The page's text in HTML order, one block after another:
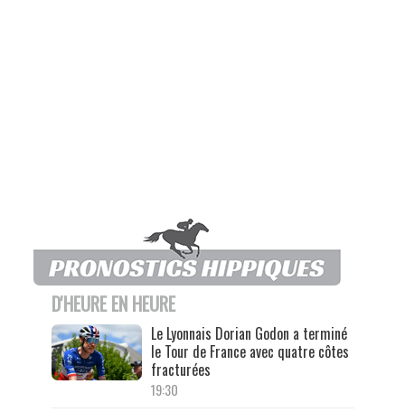
D'HEURE EN HEURE
Le Lyonnais Dorian Godon a terminé
le Tour de France avec quatre côtes
fracturées
19:30